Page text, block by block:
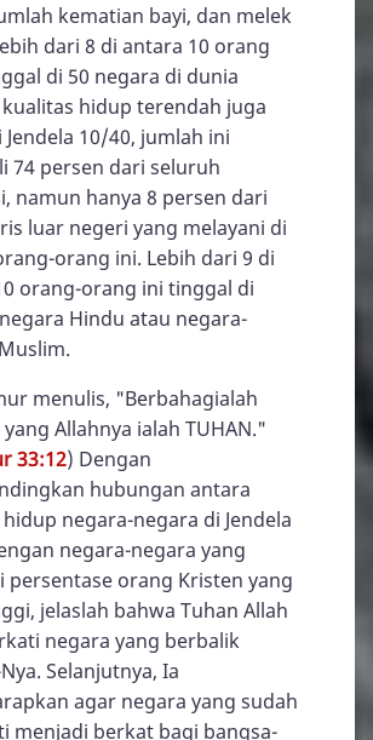
kematian bayi, dan melek
dari 8 di antara 10 orang
di 50 negara di dunia
hidup terendah juga
10/40, jumlah ini
74 persen dari seluruh
namun hanya 8 persen dari
luar negeri yang melayani di
orang ini. Lebih dari 9 di
orang-orang ini tinggal di
Hindu atau negara-
menulis, "Berbahagialah
Allahnya ialah TUHAN."
33:12) Dengan
hubungan antara
negara-negara di Jendela
negara-negara yang
persentase orang Kristen yang
jelaslah bahwa Tuhan Allah
negara yang berbalik
Selanjutnya, Ia
agar negara yang sudah
menjadi berkat bagi bangsa-